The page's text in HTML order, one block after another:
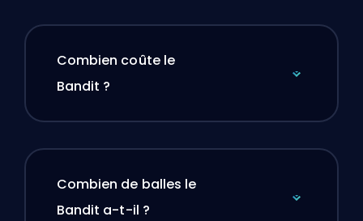
Combien coûte le
Bandit ?
Combien de balles le
Bandit a-t-il ?